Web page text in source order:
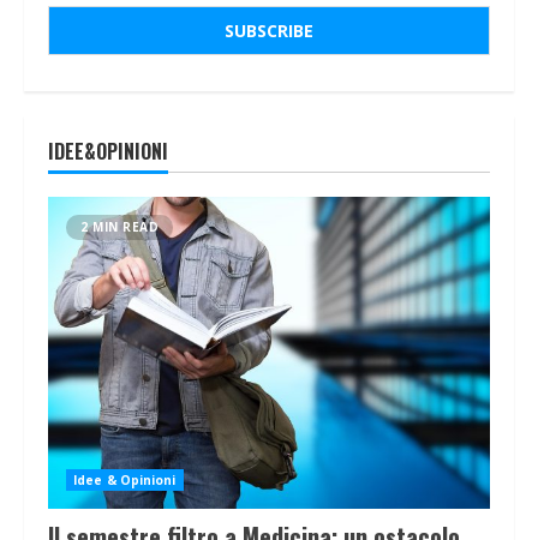
IDEE&OPINIONI
2 MIN READ
Idee & Opinioni